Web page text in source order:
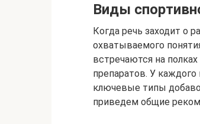
Виды
Когда речь заходит о
охватываемого
встречаются на
препаратов. У
ключевые типы
приведем общие